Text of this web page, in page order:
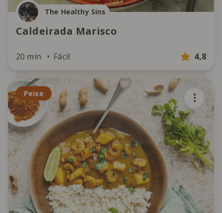
The Healthy Sins
Caldeirada Marisco
20 min Fácil 4,8
Peixe